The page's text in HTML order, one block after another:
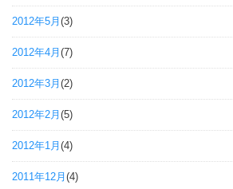
2012年5月 (3)
2012年4月 (7)
2012年3月 (2)
2012年2月 (5)
2012年1月 (4)
2011年12月 (4)